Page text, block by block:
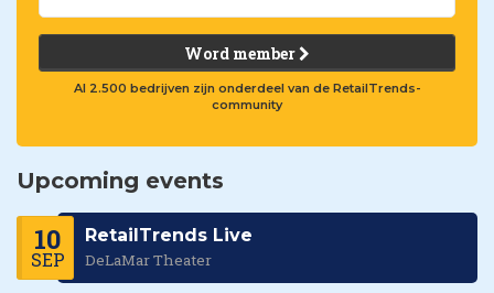
Word member
Al 2.500 bedrijven zijn onderdeel van de RetailTrends-
community
Upcoming events
10
SEP
RetailTrends Live
DeLaMar Theater